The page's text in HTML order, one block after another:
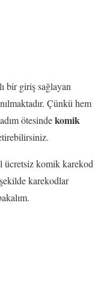
bir giriş sağlayan
Çünkü hem
ötesindekomik
ücretsiz komik karekod
karekodlar